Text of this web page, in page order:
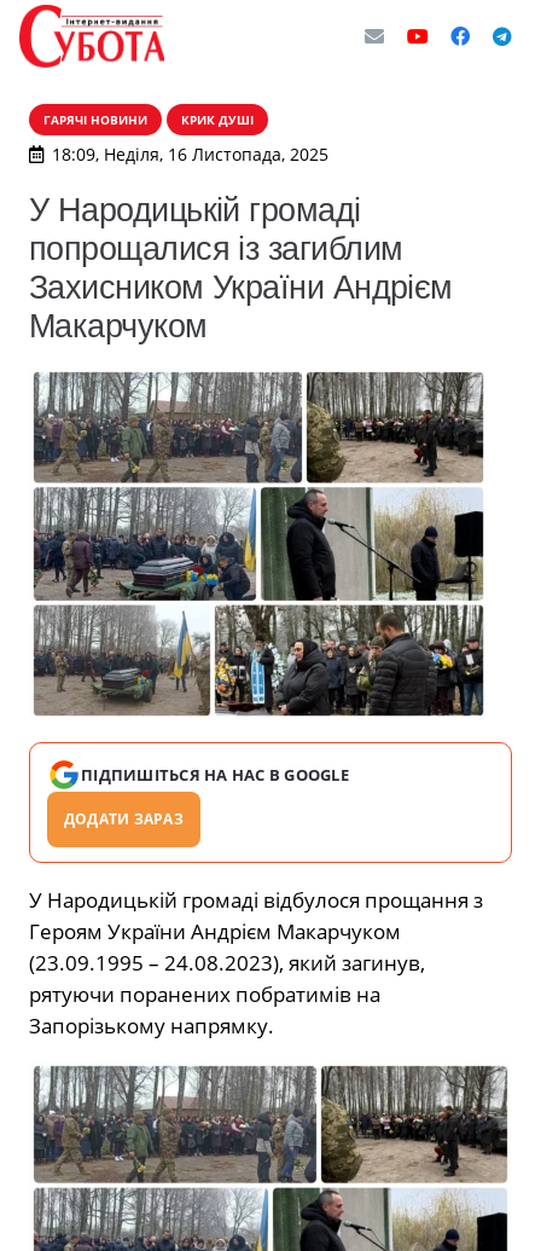
ГАРЯЧІ НОВИНИ КРИК ДУШІ
18:09, Неділя, 16 Листопада, 2025
У Народицькій громаді
попрощалися із загиблим
Захисником України Андрієм
Макарчуком
ПІДПИШІТЬСЯ НА НАС В GOOGLE
ДОДАТИ ЗАРАЗ
У Народицькій громаді відбулося прощання з
Героям України Андрієм Макарчуком
(23.09.1995 – 24.08.2023), який загинув,
рятуючи поранених побратимів на
Запорізькому напрямку.